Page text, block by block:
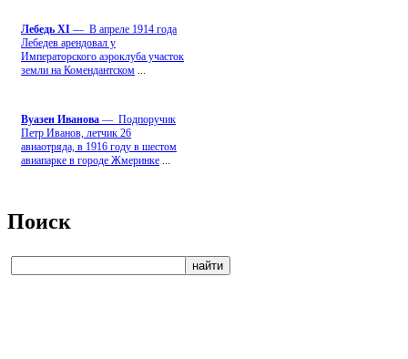
Лебедь ХI — В апреле 1914 года
Лебедев арендовал у
Императорского аэроклуба участок
земли на Комендантском
Вуазен Иванова — Подпоручик
Петр Иванов, летчик 26
авиаотряда, в 1916 году в шестом
авиапарке в городе Жмеринке
Поиск